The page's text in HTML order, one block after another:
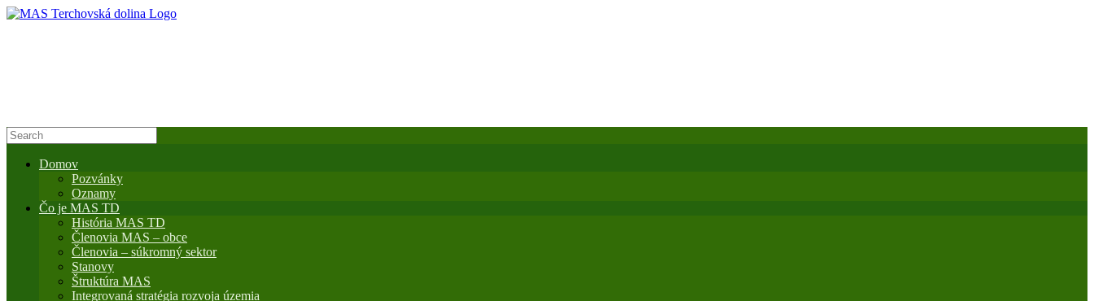
Domov
Pozvánky
Oznamy
Čo je MAS TD
História MAS TD
Členovia MAS – obce
Členovia – súkromný sektor
Stanovy
Štruktúra MAS
Integrovaná stratégia rozvoja územia